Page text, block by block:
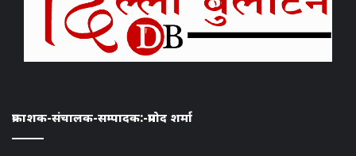
प्रकाशक-संचालक-सम्पादक:-प्रमोद शर्मा